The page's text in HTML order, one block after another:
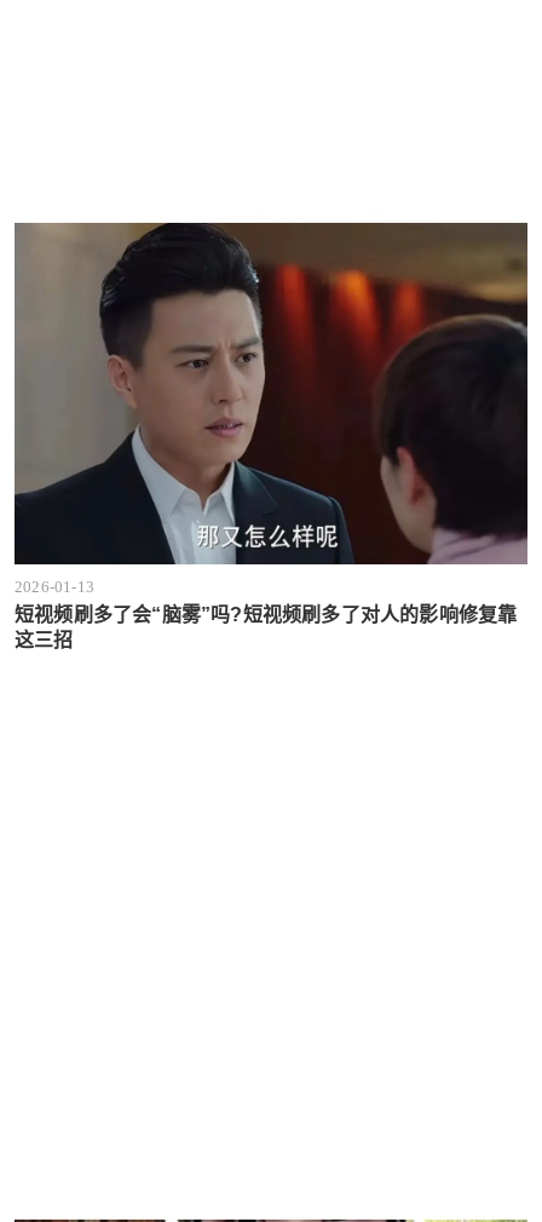
2026-01-13
短视频刷多了会“脑雾”吗?短视频刷多了对人的影响修复靠
这三招